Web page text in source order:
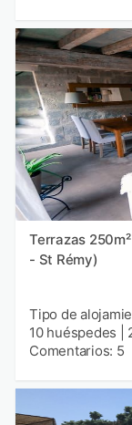
Terrazas
- St Rémy)
Tipo de
10 huéspedes
Comentarios: 5